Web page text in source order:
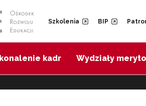
Szkolenia BIP
kadr Wydziały